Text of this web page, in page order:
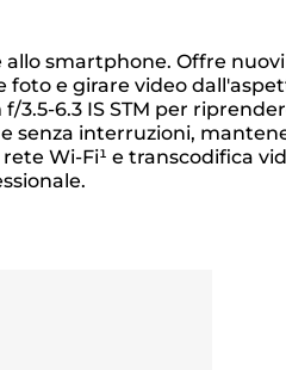
allo smartphone. Offre
e girare video
3.5-6.3 IS STM per
senza interruzioni,
Wi-Fi¹ e transcodifica